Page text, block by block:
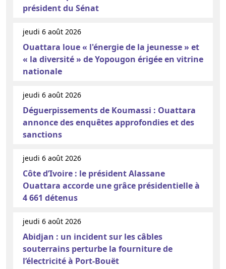
président du Sénat
jeudi 6 août 2026
Ouattara loue « l'énergie de la jeunesse » et
« la diversité » de Yopougon érigée en vitrine
nationale
jeudi 6 août 2026
Déguerpissements de Koumassi : Ouattara
annonce des enquêtes approfondies et des
sanctions
jeudi 6 août 2026
Côte d’Ivoire : le président Alassane
Ouattara accorde une grâce présidentielle à
4 661 détenus
jeudi 6 août 2026
Abidjan : un incident sur les câbles
souterrains perturbe la fourniture de
l’électricité à Port-Bouët